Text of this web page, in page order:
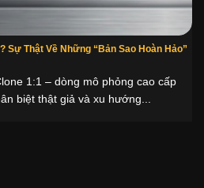
Sự Thật Về Những “Bản Sao Hoàn Hảo”
1:1 – dòng mô phỏng cao cấp
biệt thật giả và xu hướng...